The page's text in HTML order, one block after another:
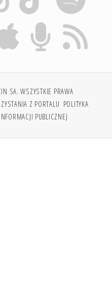
SA. WSZYSTKIE PRAWA
Z PORTALU POLITYKA
PUBLICZNEJ